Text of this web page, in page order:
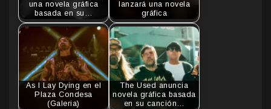
una novela gráfica
basada en su…
lanzará una novela
gráfica
As I Lay Dying en el
Plaza Condesa
(Galeria)
The Used anuncia
novela gráfica basada
en su canción…